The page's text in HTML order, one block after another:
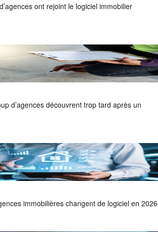
ont rejoint le logiciel immobilier
d’agences découvrent trop tard après un
immobilières changent de logiciel en 2026